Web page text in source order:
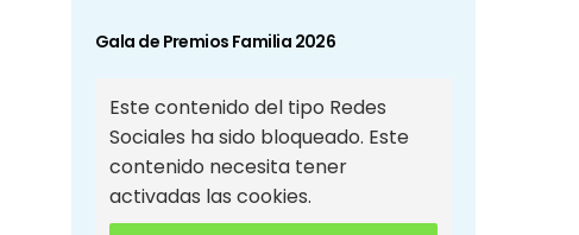
Gala de Premios Familia 2026
Este contenido del tipo Redes
Sociales ha sido bloqueado. Este
contenido necesita tener
activadas las cookies.